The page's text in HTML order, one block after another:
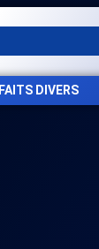
FAITS DIVERS